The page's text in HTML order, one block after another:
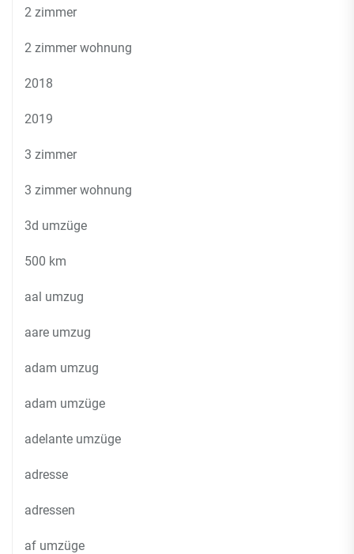
2 zimmer
2 zimmer wohnung
2018
2019
3 zimmer
3 zimmer wohnung
3d umzüge
500 km
aal umzug
aare umzug
adam umzug
adam umzüge
adelante umzüge
adresse
adressen
af umzüge